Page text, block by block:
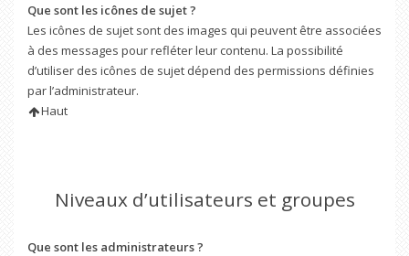
Que sont les icônes de sujet ?
Les icônes de sujet sont des images qui peuvent être associées
à des messages pour refléter leur contenu. La possibilité
d’utiliser des icônes de sujet dépend des permissions définies
par l’administrateur.
Haut
Niveaux d’utilisateurs et groupes
Que sont les administrateurs ?